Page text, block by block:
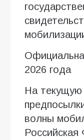
2026 года
На текущую
волны
Российская